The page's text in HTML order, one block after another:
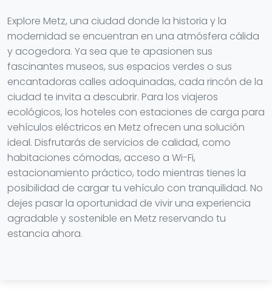
Explore Metz, una ciudad donde la historia y la
modernidad se encuentran en una atmósfera cálida
y acogedora. Ya sea que te apasionen sus
fascinantes museos, sus espacios verdes o sus
encantadoras calles adoquinadas, cada rincón de la
ciudad te invita a descubrir. Para los viajeros
ecológicos, los hoteles con estaciones de carga para
vehículos eléctricos en Metz ofrecen una solución
ideal. Disfrutarás de servicios de calidad, como
habitaciones cómodas, acceso a Wi-Fi,
estacionamiento práctico, todo mientras tienes la
posibilidad de cargar tu vehículo con tranquilidad. No
dejes pasar la oportunidad de vivir una experiencia
agradable y sostenible en Metz reservando tu
estancia ahora.